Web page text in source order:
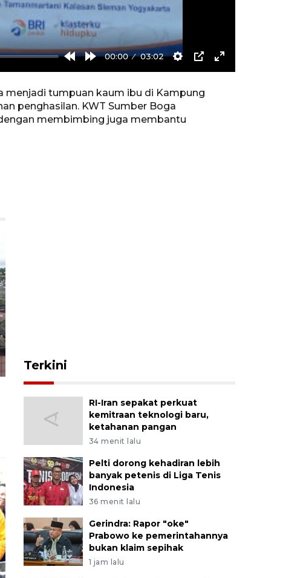
RewindForward
10s
00:00 03:02
Settings
PIP Enter
menjadi tumpuan kaum ibu di Kampung
penghasilan. KWT Sumber Boga
membimbing juga membantu
Terkini
RI-Iran sepakat perkuat
kemitraan teknologi baru,
ketahanan pangan
34 menit lalu
Pelti dorong kehadiran lebih
banyak petenis di Liga Tenis
Indonesia
36 menit lalu
Gerindra: Rapor "oke"
Prabowo ke pemerintahannya
bukan klaim sepihak
1 jam lalu